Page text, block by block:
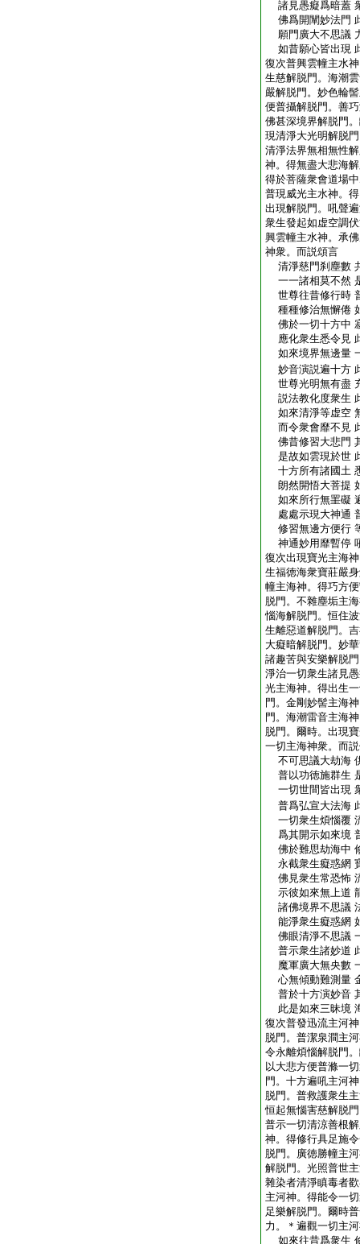
諸見愚癡爲暗蓋
佛爲開闡妙法門
願門廣大不思議
如昔願心皆出現
復次普興雲幢主水
生慈解脱門。海潮
嚴解脱門。妙色輪
便普攝解脱門。善
佛甚深境界解脱門
現清淨大光明解脱
清淨法界無相無性
神。得無盡大悲海
得於菩薩衆會道場
普現威光主水神。
出現解脱門。吼聲
衆生發起如虚空調
興雲幢主水神。承
神衆。而説頌言
清淨慈門刹塵數
一一諸相莫不然
世尊往昔修行時
種種修治無懈倦
佛於一切十方中
應化衆生悉令見
如來境界無邊量
妙音演説遍十方
世尊光明無有盡
説法教化度衆生
如來清淨等虚空
而令衆會靡不見
佛昔修習大悲門
是故如雲現於世
十方所有諸國土
朗然開悟大菩提
如來所行無罣礙
處處示現大神通
修習無邊方便行
神通妙用靡暫停
復次出現寶光主海
生福徳海衆寶莊嚴
幢主海神。得巧方
脱門。不雜塵垢主
惱海解脱門。恒住
生離惡道解脱門。
大癡暗解脱門。妙
諸趣苦與安樂解脱
淨治一切衆生諸見
光主海神。得出生
門。金剛妙髻主海
門。海潮雷音主海
脱門。爾時。出現
一切主海神衆。而
不可思議大劫海
普以功徳施群生
一切世間皆出現
普爲弘宣大法海
一切衆生煩惱覆
爲其開示如來境
佛於難思劫海中
永截衆生癡惑網
佛見衆生常恐怖
示彼如來無上道
諸佛境界不思議
能淨衆生癡惑網
佛眼清淨不思議
普示衆生諸妙道
魔軍廣大無央數
心無傾動難測量
普於十方演妙音
此是如來三昧境
復次普發迅流主河
脱門。普潔泉澗主
令永離煩惱解脱門
以大悲方便普滌一
門。十方遍吼主河
脱門。普救護衆生
恒起無惱害慈解脱
普示一切清涼善根
神。得修行具足施
脱門。廣徳勝幢主
解脱門。光照普世
雜染者清淨瞋毒者
主河神。得能令一
足樂解脱門。爾時
力。＊遍觀一切主
如來往昔爲衆生